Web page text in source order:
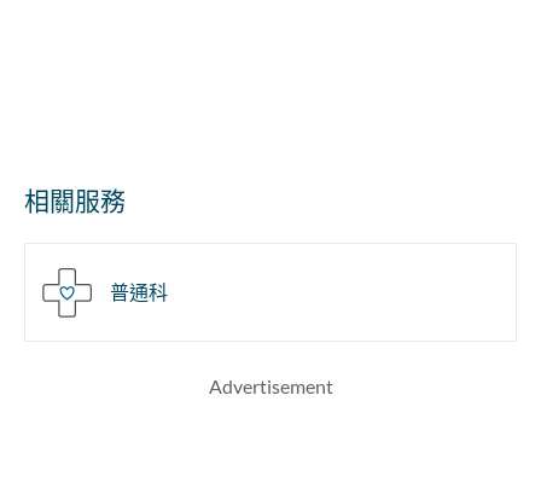
相關服務
普通科
Advertisement